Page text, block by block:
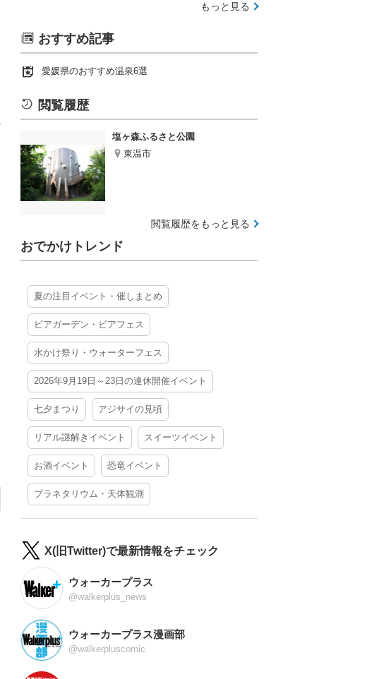
もっと見る
おすすめ記事
愛媛県のおすすめ温泉6選
閲覧履歴
塩ヶ森ふるさと公園
東温市
閲覧履歴をもっと見る
おでかけトレンド
夏の注目イベント・催しまとめ
ビアガーデン・ビアフェス
水かけ祭り・ウォーターフェス
2026年9月19日～23日の連休開催イベント
七夕まつり アジサイの見頃
リアル謎解きイベント スイーツイベント
お酒イベント 恐竜イベント
プラネタリウム・天体観測
X(旧Twitter)で最新情報をチェック
ウォーカープラス
@walkerplus_news
ウォーカープラス漫画部
@walkerpluscomic